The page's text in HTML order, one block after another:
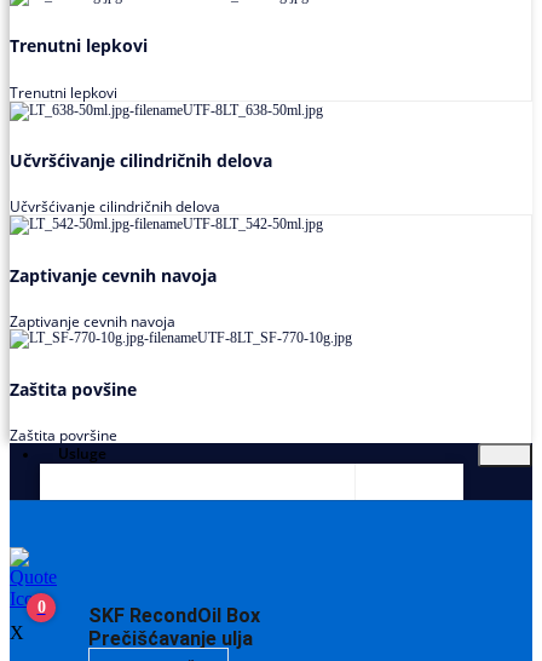
Trenutni lepkovi
Trenutni lepkovi
Učvršćivanje cilindričnih delova
Učvršćivanje cilindričnih delova
Zaptivanje cevnih navoja
Zaptivanje cevnih navoja
Zaštita povšine
Zaštita površine
Usluge
SKF RecondOil Box
Prečišćavanje ulja
0
X